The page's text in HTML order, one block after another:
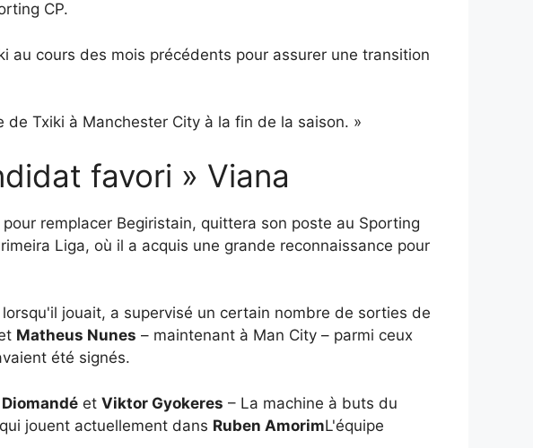
CP.
au cours des mois précédents pour assurer une transition
Txiki à Manchester City à la fin de la saison. »
favori » Viana
pour remplacer Begiristain, quittera son poste au Sporting
Liga, où il a acquis une grande reconnaissance pour
jouait, a supervisé un certain nombre de sorties de
Matheus Nunes – maintenant à Man City – parmi ceux
été signés.
et Viktor Gyokeres – La machine à buts du
jouent actuellement dans Ruben AmorimL'équipe